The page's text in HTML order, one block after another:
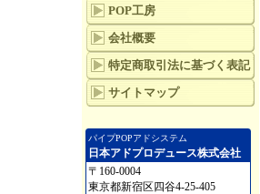
POP工房
会社概要
特定商取引法に基づく表記
サイトマップ
パイプPOPアドシステム
日本アドプロデュース株式会社
〒160-0004
東京都新宿区四谷4-25-405